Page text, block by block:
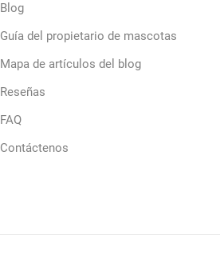
Blog
Guía del propietario de mascotas
Mapa de artículos del blog
Reseñas
FAQ
Contáctenos